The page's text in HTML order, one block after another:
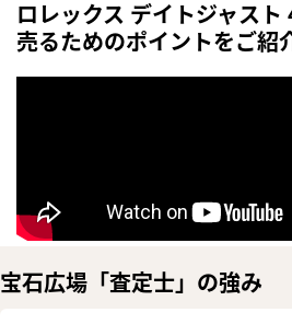
ロレックス デイトジャス
売るためのポイントをご紹
宝石広場「査定士」の強み